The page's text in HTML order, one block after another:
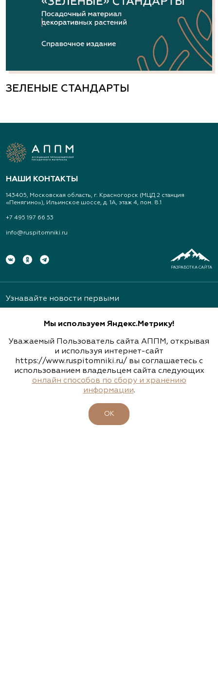
ЗЕЛЕНЫЕ СТАНДАРТЫ
НАШИ КОНТАКТЫ
143405, Московская область, г. Красногорск (МЦД 2 станция
«Пенягино»), Ильинское шоссе, д. 1А, этаж 4, пом. 8.1
+7 495 197 66 53
info@ruspitomniki.ru
РАЗРАБОТКА САЙТА
Узнавайте новости первыми
Подписаться
Мы используем Яндекс.Метрику!
Уважаемый Пользователь сайта АППМ, открывая
и используя интернет-сайт
https://www.ruspitomniki.ru/ вы соглашаетесь с
использованием владельцем сайта следующих
онлайн способов по сбору и хранению
информации.
ОК